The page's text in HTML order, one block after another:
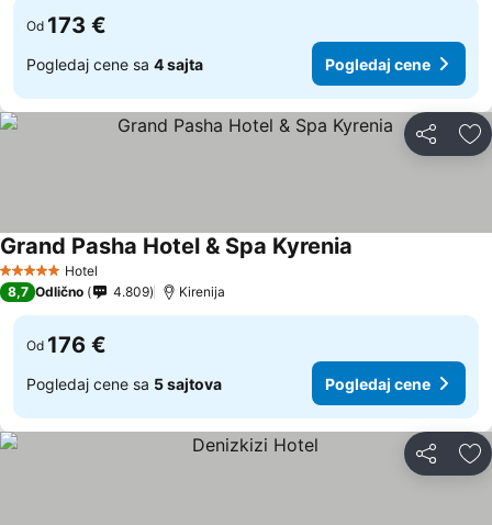
Od 173 €
Pogledaj cene sa 4 sajta Pogledaj cene
Deli
5 ZvezdiceHotel
Grand Pasha Hotel & Spa Kyrenia
8,7 Odlično 4.809 Kirenija
Od 176 €
Pogledaj cene sa 5 sajtova Pogledaj cene
Deli